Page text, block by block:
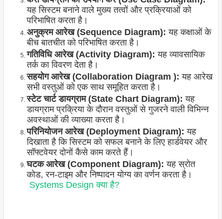
यह सिस्टम बनाने वाले मुख्य तत्वों और प्रक्रियाओं को
परिभाषित करता है।
अनुक्रम आरेख (Sequence Diagram): यह कक्षाओं के
बीच बातचीत को परिभाषित करता है।
गतिविधि आरेख (Activity Diagram): यह व्यावसायिक
तर्क का विवरण देता है।
सहयोग आरेख (Collaboration Diagram ): यह आरेख
सभी वस्तुओं को एक साथ समूहित करता है।
स्टेट चार्ट डायग्राम (State Chart Diagram): यह
डायग्राम प्रक्रिया के दौरान वस्तुओं से गुजरने वाली विभिन्न
अवस्थाओं की व्याख्या करता है।
परिनियोजन आरेख (Deployment Diagram): यह
दिखाता है कि सिस्टम को सफल बनाने के लिए हार्डवेयर और
सॉफ्टवेयर दोनों कैसे काम करते हैं।
घटक आरेख (Component Diagram): यह स्रोत
कोड, रन-टाइम और निष्पादन योग्य का वर्णन करता है।
Systems Design क्या है?